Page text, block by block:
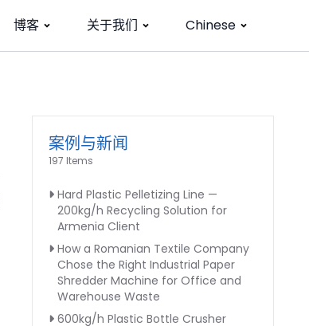
博客 关于我们 Chinese
案例与新闻
197 Items
Hard Plastic Pelletizing Line —
200kg/h Recycling Solution for
Armenia Client
How a Romanian Textile Company
Chose the Right Industrial Paper
Shredder Machine for Office and
Warehouse Waste
600kg/h Plastic Bottle Crusher